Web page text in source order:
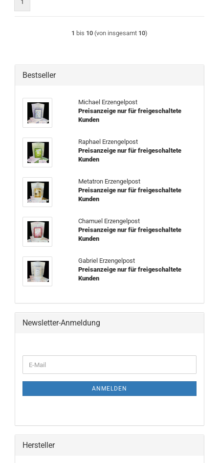
1
1 bis 10 (von insgesamt 10)
Bestseller
Michael Erzengelpost
Preisanzeige nur für freigeschaltete
Kunden
Raphael Erzengelpost
Preisanzeige nur für freigeschaltete
Kunden
Metatron Erzengelpost
Preisanzeige nur für freigeschaltete
Kunden
Chamuel Erzengelpost
Preisanzeige nur für freigeschaltete
Kunden
Gabriel Erzengelpost
Preisanzeige nur für freigeschaltete
Kunden
Newsletter-Anmeldung
ZUR
E-
Mail
ANMELDEN
Hersteller